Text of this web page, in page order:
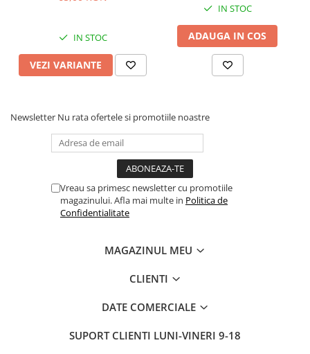
IN STOC
VEZI VARIANTE
IN STOC
ADAUGA IN COS
Newsletter Nu rata ofertele si promotiile noastre
Vreau sa primesc newsletter cu promotiile
magazinului. Afla mai multe in Politica de
Confidentialitate
MAGAZINUL MEU
CLIENTI
DATE COMERCIALE
SUPORT CLIENTI LUNI-VINERI 9-18